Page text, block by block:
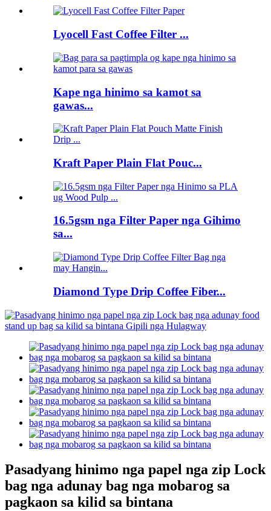
Lyocell Fast Coffee Filter ...
Kape nga hinimo sa kamot sa
gawas...
Kraft Paper Plain Flat Pouc...
16.5gsm nga Filter Paper nga Gihimo
sa...
Diamond Type Drip Coffee Fiber...
Pasadyang hinimo nga papel nga zip Lock
bag nga adunay bag nga mobarog sa
pagkaon sa kilid sa bintana